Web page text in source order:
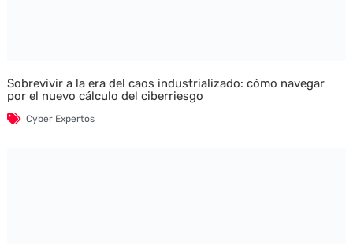
Sobrevivir a la era del caos industrializado: cómo navegar
por el nuevo cálculo del ciberriesgo
Cyber Expertos